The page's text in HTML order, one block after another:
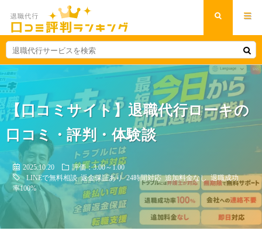
【口コミサイト】退職代行ローキの
口コミ・評判・体験談
2025.10.20
評価：3.00～1.00
LINEで無料相談 返金保証あり 24時間対応 追加料金なし 退職成功
率100%